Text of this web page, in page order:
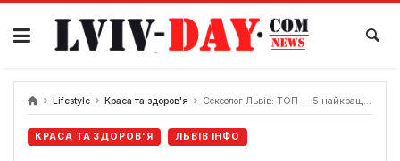
Skip
content
Lifestyle Краса та здоров'я Сексолог Львів: ТОП — 5 найкращих сексологів Львову
КРАСА ТА ЗДОРОВ'Я ЛЬВІВ ІНФО